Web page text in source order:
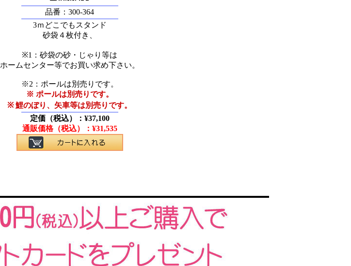
品番：300-364
3ｍどこでもスタンド
砂袋４枚付き、
※1：砂袋の砂・じゃり等は
ホームセンター等でお買い求め下さい。
※2：ポールは別売りです。
※ ポールは別売りです。
※ 鯉のぼり、矢車等は別売りです。
定価（税込）： ¥37,100
通販価格（税込）： ¥31,535